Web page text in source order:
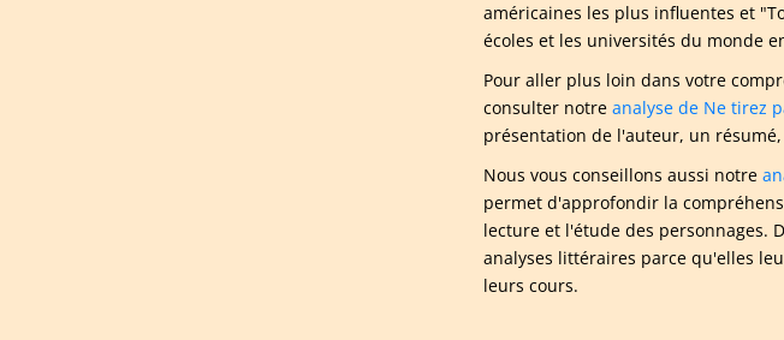
américaines les plus influentes et
écoles et les universités du monde
Pour aller plus loin dans votre
consulter notre analyse de Ne tirez
présentation de l'auteur, un
Nous vous conseillons aussi notre
permet d'approfondir la
lecture et l'étude des personnages.
analyses littéraires parce qu'elles
leurs cours.